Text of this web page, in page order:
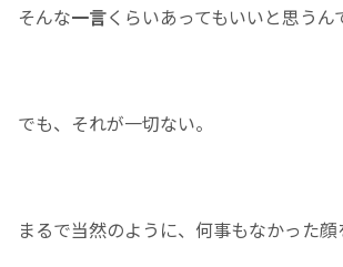
そんな一言くらいあってもいいと思うん
でも、それが一切ない。
まるで当然のように、何事もなかった顔